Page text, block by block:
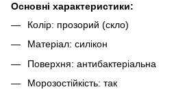
Основні характеристики:
Колір: прозорий (скло)
Матеріал: силікон
Поверхня: антибактеріальна
Морозостійкість: так